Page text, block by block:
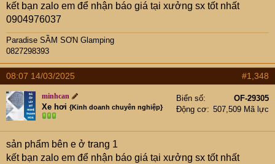
kết bạn zalo em để nhận báo giá tại xưởng sx tốt nhất
0904976037
Paradise SẦM SƠN Glamping
0827298393
08:07 14/03/2025 #1,348
minhcan
Xe hơi {Kinh doanh chuyên nghiệp}
Biển số
OF-29305
Động cơ
507,509 Mã lực
sản phẩm bên e ở trang 1
kết bạn zalo em để nhận báo giá tại xưởng sx tốt nhất